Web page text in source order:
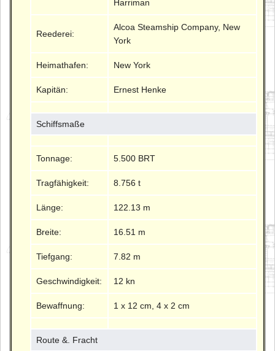
Harriman
Reederei:
Alcoa Steamship Company, New
York
Heimathafen: New York
Kapitän: Ernest Henke
Schiffsmaße
Tonnage: 5.500 BRT
Tragfähigkeit: 8.756 t
Länge: 122.13 m
Breite: 16.51 m
Tiefgang: 7.82 m
Geschwindigkeit: 12 kn
Bewaffnung: 1 x 12 cm, 4 x 2 cm
Route &. Fracht